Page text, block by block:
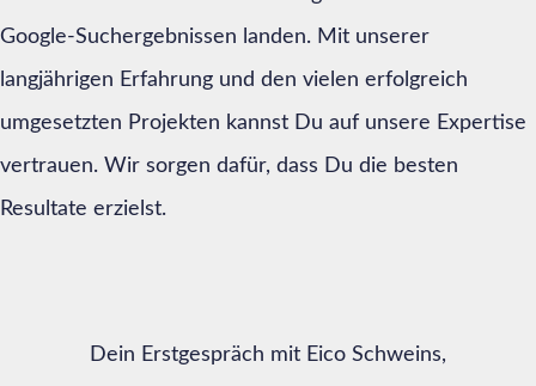
Google-Suchergebnissen landen. Mit unserer
langjährigen Erfahrung und den vielen erfolgreich
umgesetzten Projekten kannst Du auf unsere Expertise
vertrauen. Wir sorgen dafür, dass Du die besten
Resultate erzielst.
Dein Erstgespräch mit Eico Schweins,